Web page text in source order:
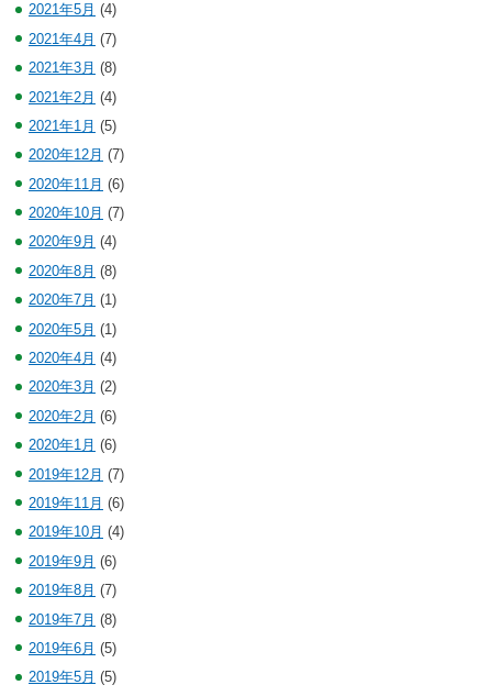
2021年5月 (4)
2021年4月 (7)
2021年3月 (8)
2021年2月 (4)
2021年1月 (5)
2020年12月 (7)
2020年11月 (6)
2020年10月 (7)
2020年9月 (4)
2020年8月 (8)
2020年7月 (1)
2020年5月 (1)
2020年4月 (4)
2020年3月 (2)
2020年2月 (6)
2020年1月 (6)
2019年12月 (7)
2019年11月 (6)
2019年10月 (4)
2019年9月 (6)
2019年8月 (7)
2019年7月 (8)
2019年6月 (5)
2019年5月 (5)